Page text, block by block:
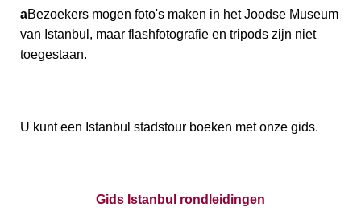
aBezoekers mogen foto's maken in het Joodse Museum
van Istanbul, maar flashfotografie en tripods zijn niet
toegestaan.
U kunt een Istanbul stadstour boeken met onze gids.
Gids Istanbul rondleidingen